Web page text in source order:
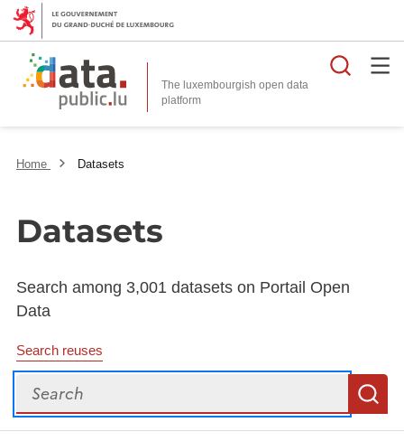
The luxembourgish open data
platform
Home Datasets
Datasets
Search among 3,001 datasets on Portail Open
Data
Search reuses
Search